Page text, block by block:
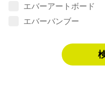
エバーアートボード
エバーバンブー